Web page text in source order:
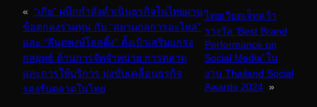
« “เกีย” ผนึกกำลังดําเนินธุรกิจในไทยผ่าน
ข้อตกลงร่วมทุน กับ “สยามกลการอะไหล่”
และ “ลีนุตพงษ์โฮลดิ้ง” ตั้งเป้าเสริมแกร่ง
กลยุทธ์ ด้านการจัดจําหน่าย การตลาด
และการให้บริการ มุ่งขับเคลื่อนธุรกิจ
รองรับตลาดในไทย
ไทยเวียตเจ็ทคว้า
รางวัล ‘Best Brand
Performance on
Social Media’ ใน
งาน Thailand Social
Awards 2024 »